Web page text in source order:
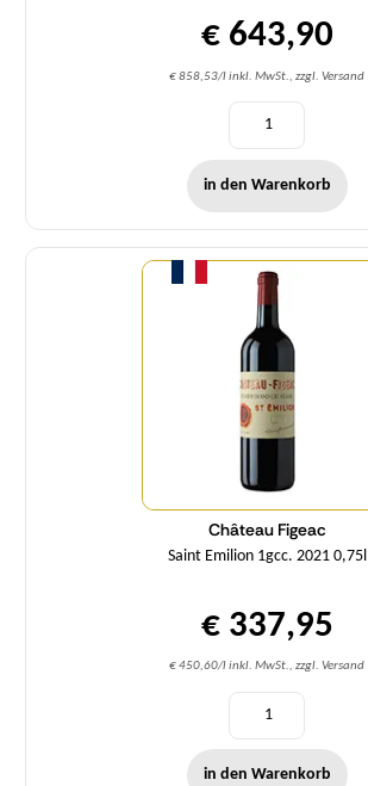
€ 643,90
€ 858,53/l inkl. MwSt., zzgl. Versand
in den Warenkorb
Château Figeac
Saint Emilion 1gcc. 2021 0,75l
€ 337,95
€ 450,60/l inkl. MwSt., zzgl. Versand
Menge
in den Warenkorb